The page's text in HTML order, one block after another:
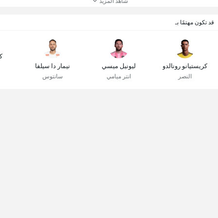
قد تكون مهتمًا بـ
كريستيانو رونالدو
النصر
ليونيل ميسي
انتر ميامي
نيمار دا سيلفا
سانتوس